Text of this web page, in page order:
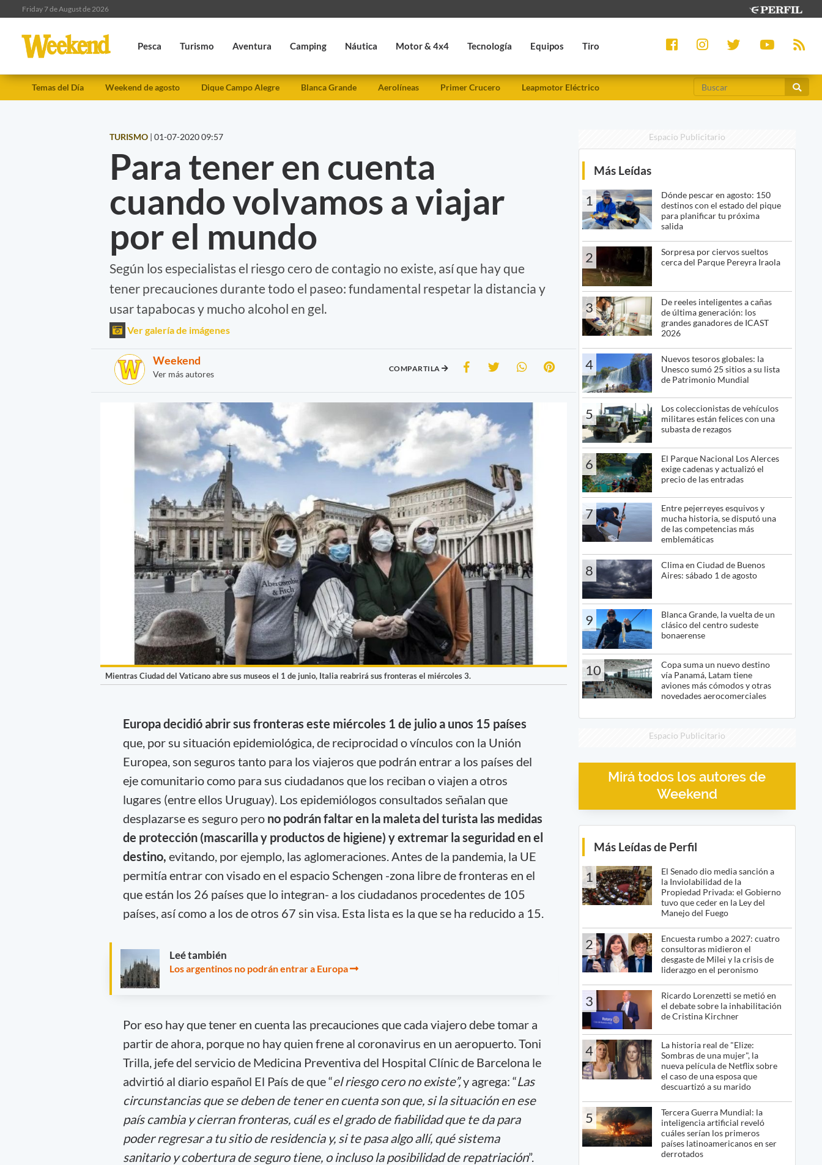
Friday 7 de August de 2026
Pesca Turismo Aventura Camping Náutica Motor & 4x4 Tecnología Equipos Tiro
Temas del Día Weekend de agosto Dique Campo Alegre Blanca Grande Aerolíneas Primer Crucero Leapmotor Eléctrico
TURISMO | 01-07-2020 09:57
Para tener en cuenta
cuando volvamos a viajar
por el mundo
Según los especialistas el riesgo cero de contagio no existe, así que hay que
tener precauciones durante todo el paseo: fundamental respetar la distancia y
usar tapabocas y mucho alcohol en gel.
Ver galería de imágenes
Weekend
Ver más autores
COMPARTILA
Mientras Ciudad del Vaticano abre sus museos el 1 de junio, Italia reabrirá sus fronteras el miércoles 3.
Europa decidió abrir sus fronteras este miércoles 1 de julio a unos 15 países
que, por su situación epidemiológica, de reciprocidad o vínculos con la Unión
Europea, son seguros tanto para los viajeros que podrán entrar a los países del
eje comunitario como para sus ciudadanos que los reciban o viajen a otros
lugares (entre ellos Uruguay). Los epidemiólogos consultados señalan que
desplazarse es seguro pero no podrán faltar en la maleta del turista las medidas
de protección (mascarilla y productos de higiene) y extremar la seguridad en el
destino, evitando, por ejemplo, las aglomeraciones. Antes de la pandemia, la UE
permitía entrar con visado en el espacio Schengen -zona libre de fronteras en el
que están los 26 países que lo integran- a los ciudadanos procedentes de 105
países, así como a los de otros 67 sin visa. Esta lista es la que se ha reducido a 15.
Leé también
Los argentinos no podrán entrar a Europa
Por eso hay que tener en cuenta las precauciones que cada viajero debe tomar a
partir de ahora, porque no hay quien frene al coronavirus en un aeropuerto. Toni
Trilla, jefe del servicio de Medicina Preventiva del Hospital Clínic de Barcelona le
advirtió al diario español El País de que “el riesgo cero no existe”,y agrega: “Las
circunstancias que se deben de tener en cuenta son que, si la situación en ese
país cambia y cierran fronteras, cuál es el grado de fiabilidad que te da para
poder regresar a tu sitio de residencia y, si te pasa algo allí, qué sistema
sanitario y cobertura de seguro tiene, o incluso la posibilidad de repatriación”.
Espacio Publicitario
Más Leídas
1
Dónde pescar en agosto: 150
destinos con el estado del pique
para planificar tu próxima
salida
2
Sorpresa por ciervos sueltos
cerca del Parque Pereyra Iraola
3
De reeles inteligentes a cañas
de última generación: los
grandes ganadores de ICAST
2026
4
Nuevos tesoros globales: la
Unesco sumó 25 sitios a su lista
de Patrimonio Mundial
5
Los coleccionistas de vehículos
militares están felices con una
subasta de rezagos
6
El Parque Nacional Los Alerces
exige cadenas y actualizó el
precio de las entradas
7
Entre pejerreyes esquivos y
mucha historia, se disputó una
de las competencias más
emblemáticas
8
Clima en Ciudad de Buenos
Aires: sábado 1 de agosto
9
Blanca Grande, la vuelta de un
clásico del centro sudeste
bonaerense
10
Copa suma un nuevo destino
vía Panamá, Latam tiene
aviones más cómodos y otras
novedades aerocomerciales
Espacio Publicitario
Mirá todos los autores de
Weekend
Más Leídas de Perfil
1
El Senado dio media sanción a
la Inviolabilidad de la
Propiedad Privada: el Gobierno
tuvo que ceder en la Ley del
Manejo del Fuego
2
Encuesta rumbo a 2027: cuatro
consultoras midieron el
desgaste de Milei y la crisis de
liderazgo en el peronismo
3
Ricardo Lorenzetti se metió en
el debate sobre la inhabilitación
de Cristina Kirchner
4
La historia real de "Elize:
Sombras de una mujer", la
nueva película de Netflix sobre
el caso de una esposa que
descuartizó a su marido
5
Tercera Guerra Mundial: la
inteligencia artificial reveló
cuáles serían los primeros
países latinoamericanos en ser
derrotados